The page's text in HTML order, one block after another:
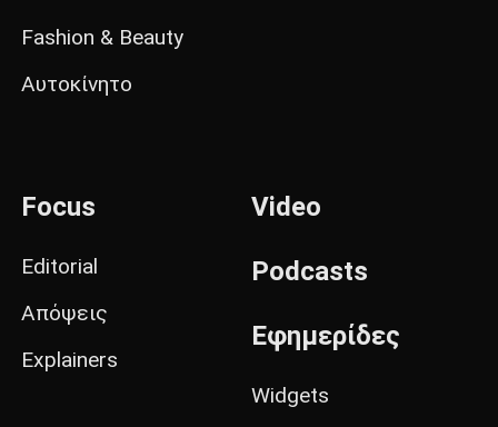
Fashion & Beauty
Αυτοκίνητο
Focus
Editorial
Απόψεις
Explainers
Video
Podcasts
Εφημερίδες
Widgets